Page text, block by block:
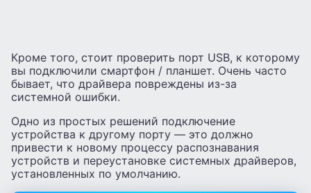
Кроме того, стоит проверить порт USB, к которому
вы подключили смартфон / планшет. Очень часто
бывает, что драйвера повреждены из-за
системной ошибки.
Одно из простых решений подключение
устройства к другому порту — это должно
привести к новому процессу распознавания
устройств и переустановке системных драйверов,
установленных по умолчанию.